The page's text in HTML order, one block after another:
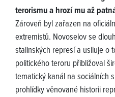
terorismu a hrozí mu až
Zároveň byl zařazen na
extremistů. Novoselov se
stalinských represí a usiluje o
politického teroru přibližoval
tematický kanál na sociálních
prohlídky věnované historii